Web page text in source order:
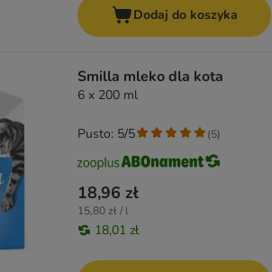
Dodaj do koszyka
Smilla mleko dla kota
6 x 200 ml
18,96 zł
15,80 zł / l
18,01 zł
Pusto: 5/5 (5)